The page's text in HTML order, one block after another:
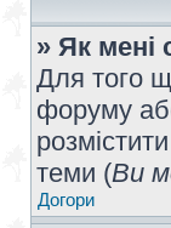
» Як мені
Для того
форуму
теми (Ви
Догори